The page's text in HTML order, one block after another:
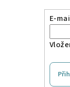
E-